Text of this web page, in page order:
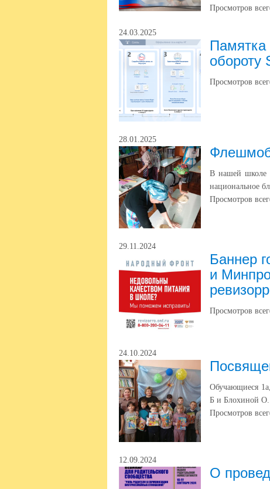
Просмотров
24.03.2025
Памятка
обороту
Просмотров
28.01.2025
В нашей школе
национальное
Просмотров
29.11.2024
Баннер
и
Просмотров
24.10.2024
Обучающиеся
Б и Блохиной О.
Просмотров
12.09.2024
О